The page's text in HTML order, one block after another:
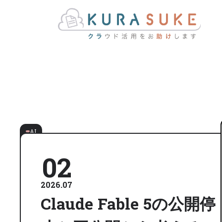
AI
02
2026.07
Claude Fable 5の公開停